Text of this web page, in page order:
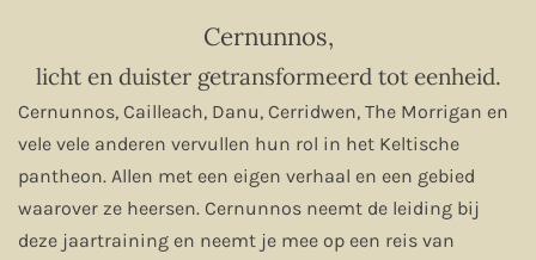
Cernunnos,
licht en duister getransformeerd tot eenheid.
Cernunnos, Cailleach, Danu, Cerridwen, The Morrigan en
vele vele anderen vervullen hun rol in het Keltische
pantheon. Allen met een eigen verhaal en een gebied
waarover ze heersen. Cernunnos neemt de leiding bij
deze jaartraining en neemt je mee op een reis van